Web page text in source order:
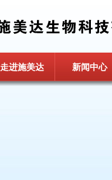
走进施美达 新闻中心